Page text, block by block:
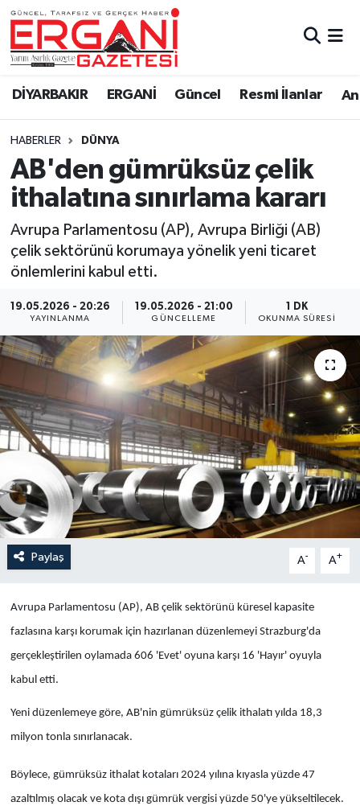
DİYARBAKIR ERGANİ Güncel Resmi İlanlar
HABERLER DÜNYA
AB'den gümrüksüz çelik
ithalatına sınırlama kararı
Avrupa Parlamentosu (AP), Avrupa Birliği (AB)
çelik sektörünü korumaya yönelik yeni ticaret
önlemlerini kabul etti.
19.05.2026 - 20:26
YAYINLANMA
19.05.2026 - 21:00
GÜNCELLEME
1 DK
OKUNMA SÜRESI
Paylaş A- A+
Avrupa Parlamentosu (AP), AB çelik sektörünü küresel kapasite
fazlasına karşı korumak için hazırlanan düzenlemeyi Strazburg'da
gerçekleştirilen oylamada 606 'Evet' oyuna karşı 16 'Hayır' oyuyla
kabul etti.
Yeni düzenlemeye göre, AB'nin gümrüksüz çelik ithalatı yılda 18,3
milyon tonla sınırlanacak.
Böylece, gümrüksüz ithalat kotaları 2024 yılına kıyasla yüzde 47
azaltılmış olacak ve kota dışı gümrük vergisi yüzde 50'ye yükseltilecek.
DİYARBAKIR
BİSMİL
BAĞLAR
ERGANİ
Güncel
Eği̇ti̇m
Resmi İlanlar
Sağlık
Si̇yaset
Spor
Anali̇z
Bi̇li̇m & Teknoloji̇
Dünya
Eği̇ti̇m
Ergani Nöbetçi Eczaneler
Ergani Hava Durumu
Ergani Trafik Yoğunluk Haritası
Süper Lig Puan Durumu ve Fikstür
Tüm Manşetler
Son Dakika Haberleri
Haber Arşivi